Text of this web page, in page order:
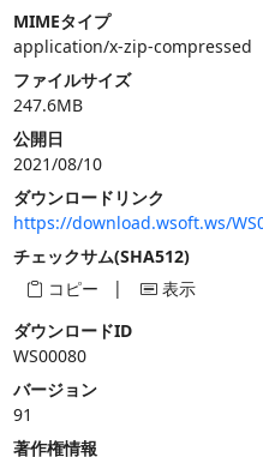
MIMEタイプ
application/x-zip-compressed
ファイルサイズ
247.6MB
公開日
2021/08/10
ダウンロードリンク
https://download.wsoft.ws/
チェックサム(SHA512)
コピー
|
表示
ダウンロードID
WS00080
バージョン
91
著作権情報